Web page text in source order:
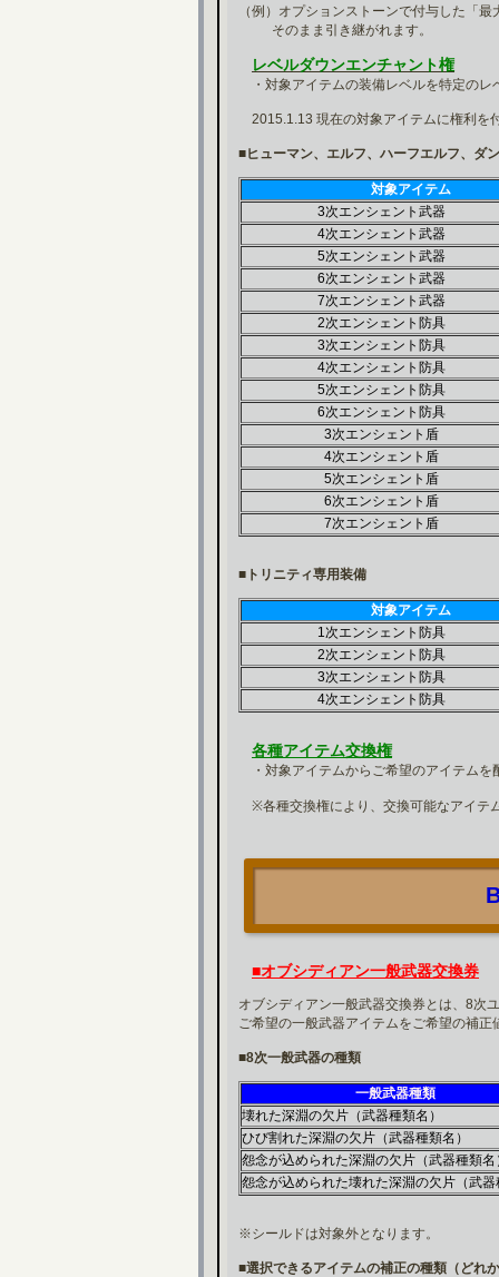
（例）オプションストーンで付与した「
そのまま引き継がれます。
レベルダウンエンチャント権
・対象アイテムの装備レベルを特定のレ
2015.1.13 現在の対象アイテムに権利
■ヒューマン、エルフ、ハーフエルフ、ダ
対象アイテム
3次エンシェント武器
4次エンシェント武器
5次エンシェント武器
6次エンシェント武器
7次エンシェント武器
2次エンシェント防具
3次エンシェント防具
4次エンシェント防具
5次エンシェント防具
6次エンシェント防具
3次エンシェント盾
4次エンシェント盾
5次エンシェント盾
6次エンシェント盾
7次エンシェント盾
■トリニティ専用装備
対象アイテム
1次エンシェント防具
2次エンシェント防具
3次エンシェント防具
4次エンシェント防具
各種アイテム交換権
・対象アイテムからご希望のアイテムを
※各種交換権により、交換可能なアイテ
■オブシディアン一般武器交換券
オブシディアン一般武器交換券とは、8次
ご希望の一般武器アイテムをご希望の補正
■8次一般武器の種類
一般武器種類
壊れた深淵の欠片（武器種類名）
ひび割れた深淵の欠片（武器種類名）
怨念が込められた深淵の欠片（武器種類名
怨念が込められた壊れた深淵の欠片（武器
※シールドは対象外となります。
■選択できるアイテムの補正の種類（どれ